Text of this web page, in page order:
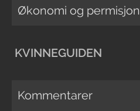
Økonomi og permisjon
KVINNEGUIDEN
Kommentarer